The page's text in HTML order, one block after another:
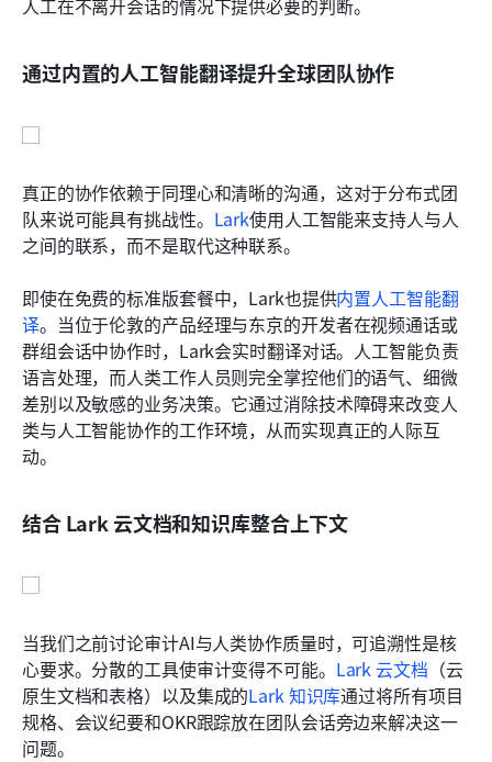
通过内置的人工智能翻译提升全球团队协作
真正的协作依赖于同理心和清晰的沟通，这对于分布式团
队来说可能具有挑战性。 Lark使用人工智能来支持人与人
之间的联系，而不是取代这种联系。
即使在免费的标准版套餐中，Lark也提供内置人工智能翻
译。当位于伦敦的产品经理与东京的开发者在视频通话或
群组会话中协作时，Lark会实时翻译对话。人工智能负责
语言处理，而人类工作人员则完全掌控他们的语气、细微
差别以及敏感的业务决策。它通过消除技术障碍来改变人
类与人工智能协作的工作环境，从而实现真正的人际互
动。
结合 Lark 云文档和知识库整合上下文
当我们之前讨论审计AI与人类协作质量时，可追溯性是核
心要求。分散的工具使审计变得不可能。 Lark 云文档 （云
原生文档和表格）以及集成的Lark 知识库通过将所有项目
规格、会议纪要和OKR跟踪放在团队会话旁边来解决这一
问题。